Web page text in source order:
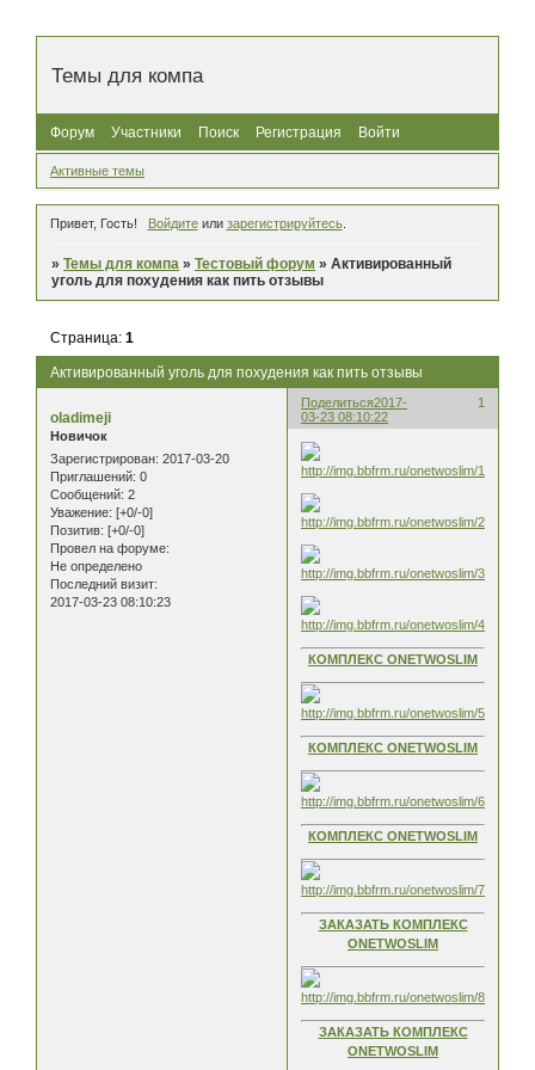
Темы для компа
Форум Участники Поиск Регистрация Войти
Активные темы
Привет, Гость! Войдитеили зарегистрируйтесь.
»Темы для компа »Тестовый форум »Активированный
уголь для похудения как пить отзывы
Активированный уголь для похудения как пить отзывы
Страница:1
Поделиться 1
2017-
03-23 08:10:22
oladimeji
Новичок
Зарегистрирован: 2017-03-20
Приглашений: 0
Сообщений: 2
Уважение: [+0/-0]
Позитив: [+0/-0]
Провел на форуме:
Не определено
Последний визит:
2017-03-23 08:10:23
КОМПЛЕКС ONETWOSLIM
КОМПЛЕКС ONETWOSLIM
КОМПЛЕКС ONETWOSLIM
ЗАКАЗАТЬ КОМПЛЕКС
ONETWOSLIM
ЗАКАЗАТЬ КОМПЛЕКС
ONETWOSLIM